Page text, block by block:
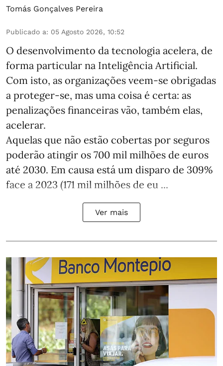
Tomás Gonçalves Pereira
Publicado a: 05 Agosto 2026, 10:52
O desenvolvimento da tecnologia acelera, de
forma particular na Inteligência Artificial.
Com isto, as organizações veem-se obrigadas
a proteger-se, mas uma coisa é certa: as
penalizações financeiras vão, também elas,
acelerar.
Aquelas que não estão cobertas por seguros
poderão atingir os 700 mil milhões de euros
até 2030. Em causa está um disparo de 309%
face a 2023 (171 mil milhões de eu ...
Ver mais